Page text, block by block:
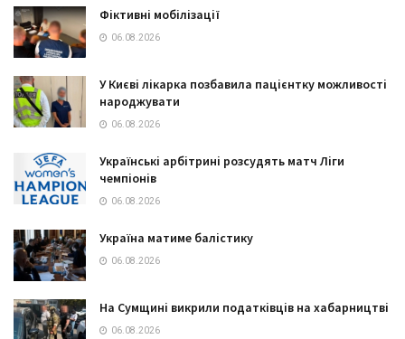
Фіктивні мобілізації
06.08.2026
У Києві лікарка позбавила пацієнтку можливості
народжувати
06.08.2026
Українські арбітрині розсудять матч Ліги
чемпіонів
06.08.2026
Україна матиме балістику
06.08.2026
На Сумщині викрили податківців на хабарництві
06.08.2026